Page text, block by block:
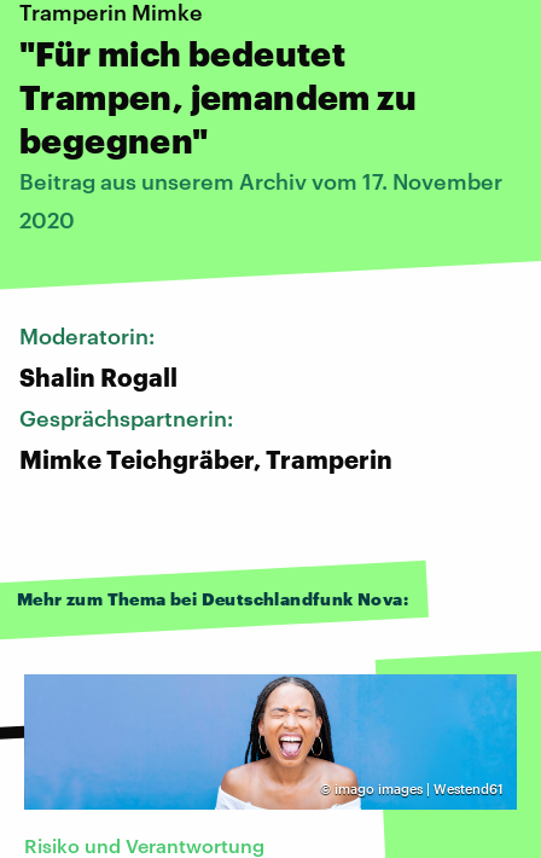
Tramperin Mimke
"Für mich bedeutet
Trampen, jemandem zu
begegnen"
Beitrag aus unserem Archiv vom 17. November
2020
Moderatorin:
Shalin Rogall
Gesprächspartnerin:
Mimke Teichgräber, Tramperin
Mehr zum Thema bei Deutschlandfunk Nova:
© imago images | Westend61
Risiko und Verantwortung